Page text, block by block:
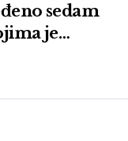
sedam
je